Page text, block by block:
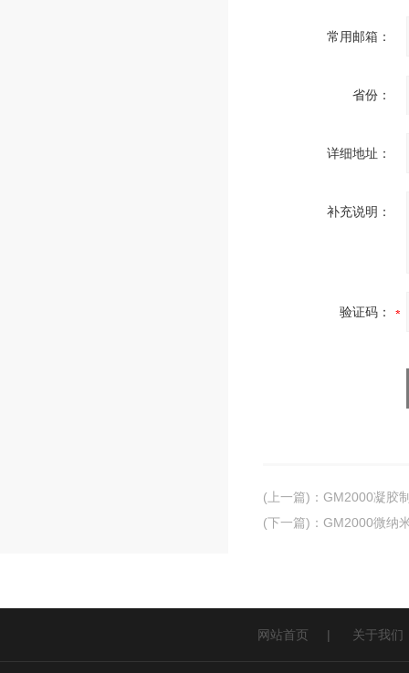
常用邮箱：
省份：
详细地址：
补充说明：
验证码：
(上一篇) ： GM2000凝胶
(下一篇) ： GM2000微纳
网站首页 | 关于我们